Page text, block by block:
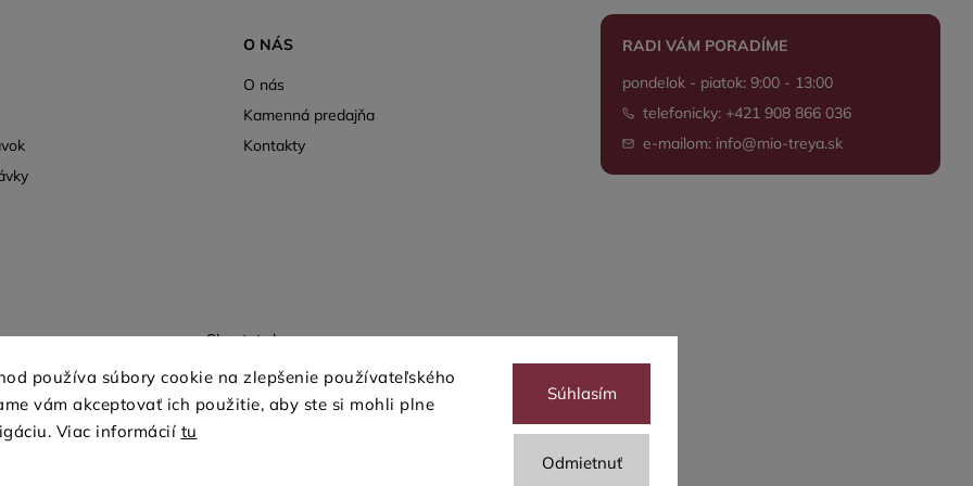
používa súbory cookie na zlepšenie používateľského
vám akceptovať ich použitie, aby ste si mohli plne
Viac informácií tu
Odmietnuť
Súhlasím
O NÁS
O nás
Kamenná predajňa
Kontakty
RADI VÁM PORADÍME
pondelok - piatok: 9:00 - 13:00
telefonicky: +421 908 866 036
e-mailom: info@mio-treya.sk
Shoptet.sk
Copyright 2026mio-treya.sk
Upraviť nastavenie cookies